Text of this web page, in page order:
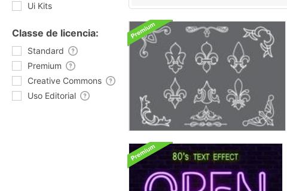
Ui Kits
Classe de licencia:
Standard
Premium
Creative Commons
Uso Editorial